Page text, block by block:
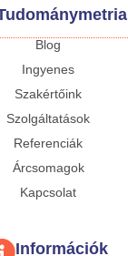
Blog
Ingyenes
Szakértőink
Szolgáltatások
Referenciák
Árcsomagok
Kapcsolat
Információk